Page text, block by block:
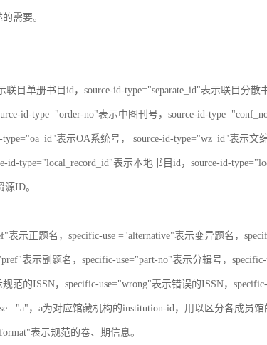
需要。
联目单册书目id，source-id-type="separate_id"表示联目分散
id-type="order-no"表示中图刊号，source-id-
表示OA系统号， source-id-type="wz_id"表示文
type="local_record_id"表示本地书目id，source-id-
源ID。
表示正题名，specific-use ="alternative"表示变异题名，
表示副题名，specific-use="part-no"表示分辑号，specific-
范的ISSN，specific-use="wrong"表示错误的ISSN，
="a"，a为对应馆藏机构的institution-id，用以区分各成员馆
表示规范的卷、期信息。